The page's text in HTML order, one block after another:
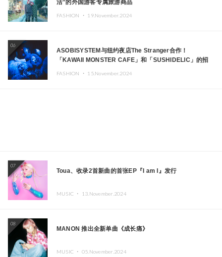
活”的外国游客专属旅游商品
FASHION ・ 19.November.2024
06
ASOBISYSTEM与纽约夜店The Stranger合作！
「KAWAII MONSTER CAFE」和「SUSHIDELIC」的招
FASHION ・ 15.November.2024
07
Toua、收录2首新曲的首张EP『I am I』发行
MUSIC ・ 13.November.2024
08
MANON 推出全新单曲《成长痛》
MUSIC ・ 05.November.2024